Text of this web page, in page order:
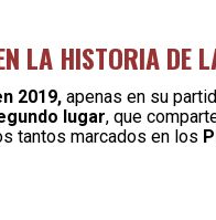
LA HISTORIA DE
2019, apenas en su
lugar, que
tantos marcados en los